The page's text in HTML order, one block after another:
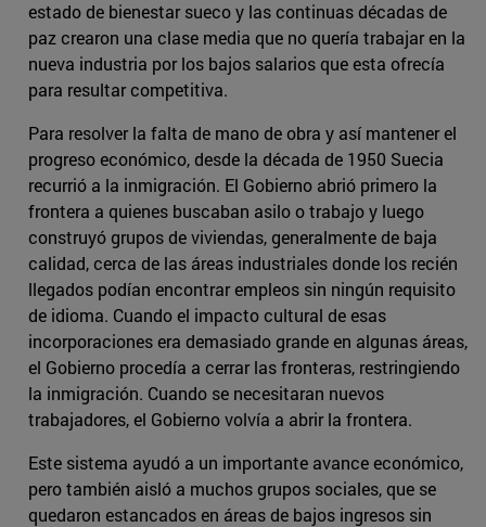
estado de bienestar sueco y las continuas décadas de
paz crearon una clase media que no quería trabajar en la
nueva industria por los bajos salarios que esta ofrecía
para resultar competitiva.
Para resolver la falta de mano de obra y así mantener el
progreso económico, desde la década de 1950 Suecia
recurrió a la inmigración. El Gobierno abrió primero la
frontera a quienes buscaban asilo o trabajo y luego
construyó grupos de viviendas, generalmente de baja
calidad, cerca de las áreas industriales donde los recién
llegados podían encontrar empleos sin ningún requisito
de idioma. Cuando el impacto cultural de esas
incorporaciones era demasiado grande en algunas áreas,
el Gobierno procedía a cerrar las fronteras, restringiendo
la inmigración. Cuando se necesitaran nuevos
trabajadores, el Gobierno volvía a abrir la frontera.
Este sistema ayudó a un importante avance económico,
pero también aisló a muchos grupos sociales, que se
quedaron estancados en áreas de bajos ingresos sin